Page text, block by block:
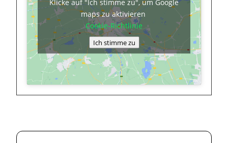
Klicke auf "Ich stimme zu", um Google
maps zu aktivieren
Cookie-Richtlinie
Ich stimme zu